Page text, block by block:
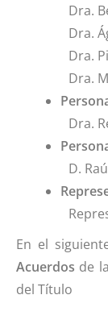
Dra.
Dra.
Dra.
Dra.
Dra.
D.
En el
Acuerdos de
del Título